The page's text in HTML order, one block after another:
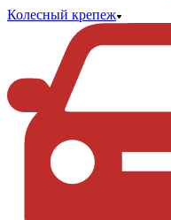
Колесный крепеж